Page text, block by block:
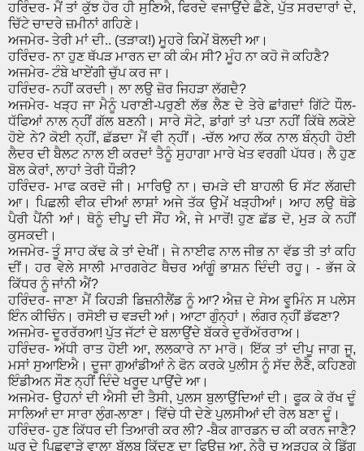
ਹਰਿੰਦਰ- ਮੈਂ ਤਾਂ ਕੁੱਝ ਹੋਰ ਹੀ ਸੁਣਿਐ, ਫਿਰਦੇ ਵਜਾਉਂਦੇ ਛੈਣੇ, ਪੁੱਤ ਸਰਦਾਰਾਂ ਦੇ,
ਚਿੱਟੇ ਚਾਦਰੇ ਜ਼ਮੀਨਾਂ ਗਹਿਣੇ।
ਅਜਮੇਰ- ਤੇਰੀ ਮਾਂ ਦੀ.. (ਤੜਾਕ!) ਮੂਹਰੇ ਕਿਮੇਂ ਬੋਲਦੀ ਆ।
ਹਰਿੰਦਰ- ਨਾ ਹੁਣ ਥੱਪੜ ਮਾਰਨ ਦਾ ਕੀ ਕੰਮ ਸੀ? ਮੂੰਹ ਨਾ ਕਹੋ ਜੋ ਕਹਿਣੈ?
ਅਜਮੇਰ- ਟੰਬੇ ਖਾਏਂਗੀ ਚੁੱਪ ਕਰ ਜਾ।
ਹਰਿੰਦਰ- ਨਹੀਂ ਕਰਦੀ। ਲਾ ਲਉ ਜ਼ੋਰ ਜਿਹੜਾ ਲੱਗਦੈ?
ਅਜਮੇਰ- ਖੜ੍ਹ ਜਾ ਮੈਨੂੰ ਪਰਾਣੀ-ਪਰੁਣੀ ਲੱਭ ਲੈਣ ਦੇ ਤੇਰੇ ਛਾਂਗਦਾਂ ਗਿੱਟੇ ਧੌਲ-
ਧੱਫਿਆਂ ਨਾਲ ਨ੍ਹੀਂ ਗੱਲ ਬਣਨੀ। ਸਾਰੇ ਸੋਟੇ, ਡਾਂਗਾਂ ਤਾਂ ਪਤਾ ਨਹੀਂ ਕਿੱਥੇ ਲਕੋਏ
ਹੋਏ ਨੇ? ਕੋਈ ਨ੍ਹੀਂ, ਛੱਡਦਾ ਮੈਂ ਵੀ ਨ੍ਹੀਂ। -ਚੱਲ ਆਹ ਲੱਕ ਨਾਲ ਬੰਨ੍ਹੀ ਹੋਈ
ਲੈਦਰ ਦੀ ਬੈਲਟ ਨਾਲ ਈ ਕਰਦਾਂ ਤੈਨੂੰ ਸੁਹਾਗਾ ਮਾਰੇ ਖੇਤ ਵਰਗੀ ਪੱਧਰ। ਲੈ ਹੁਣ
ਬੋਲ ਕੇਰਾਂ, ਲਾਹਾਂ ਤੇਰੀ ਧੌੜੀ?
ਹਰਿੰਦਰ- ਮਾਫ ਕਰਦੋ ਜੀ। ਮਾਰਿਉ ਨਾ। ਚਮੜੇ ਦੀ ਬਾਹਲੀ ਓ ਸੱਟ ਲੱਗਦੀ
ਆ। ਪਿਛਲੀ ਵੀਕ ਦੀਆਂ ਲਾਸ਼ਾਂ ਅਜੇ ਤੱਕ ਉਮੇਂ ਖੜ੍ਹੀਆਂ। ਆਹ ਲਉ ਥੋਡੇ
ਪੈਰੀ ਪੈਂਨੀ ਆਂ। ਥੋਨੂੰ ਦੀਪੂ ਦੀ ਸੌਂਹ ਐ, ਜੇ ਮਾਰੋਂ! ਹੁਣ ਛੱਡ ਦੋ, ਮੁੜ ਕੇ ਨਹੀਂ
ਕੁਸਕਦੀ।
ਅਜਮੇਰ- ਤੂੰ ਸਾਹ ਕੱਢ ਕੇ ਤਾਂ ਦੇਖੀਂ। ਜੇ ਨਾਈਫ ਨਾਲ ਜੀਭ ਨਾ ਵੱਡ ਤੀ ਤਾਂ ਕਹਿ
ਦੀਂ। ਹਰ ਵੇਲੇ ਸਾਲੀ ਮਾਰਗਰੇਟ ਥੈਚਰ ਆਂਗੂੰ ਭਾਸ਼ਨ ਦਿੰਦੀ ਰਹੂ। - ਭੱਜ ਕੇ
ਕਿੱਧਰ ਨੂੰ ਜਾਂਨੀ ਐਂ?
ਹਰਿੰਦਰ- ਜਾਣਾ ਮੈਂ ਕਿਹੜੀ ਡਿਜ਼ਨੀਲੈਂਡ ਨੂੰ ਆ? ਐਜ਼ ਦੇ ਸੇਅ ਵੂਮਿੰਨ ਸ ਪਲੇਸ
ਇੰਨ ਕੀਚਿੰਨ। ਰਸੋਈ ਚ ਵੜਦੀ ਆਂ। ਆਟਾ ਗੁੰਨ੍ਹਾਂ। ਲੰਗਰ ਨ੍ਹੀਂ ਡੱਫਣਾ?
ਅਜਮੇਰ- ਦੂਰਰੱਰਆ! ਪੁੱਤ ਜੱਟਾਂ ਦੇ ਬਲਾਉਂਦੇ ਬੱਕਰੇ ਦੁਰੱਅੱਰਰਾਅ।
ਹਰਿੰਦਰ- ਅੱਧੀ ਰਾਤ ਹੋਈ ਆ, ਲਲਕਾਰੇ ਨਾ ਮਾਰੋ। ਇੱਕ ਤਾਂ ਦੀਪੂ ਜਾਗ ਜੂ,
ਮਸਾਂ ਸੁਆਇਐ। ਦੂਜਾ ਗੁਆਂਡੀਆਂ ਨੇ ਫੋਨ ਕਰਕੇ ਪੁਲੀਸ ਨੂੰ ਸੱਦ ਲੈਣੈ, ਕਹਿਣਗੇ
ਇੰਡੀਅਨ ਸੌਣ ਨ੍ਹੀਂ ਦਿੰਦੇ ਖਰੂਦ ਪਾਉਂਦੇ ਆ।
ਅਜਮੇਰ- ਉਹਨਾਂ ਦੀ ਐਸੀ ਦੀ ਤੈਸੀ, ਪੁਲਸ ਬੁਲਾਉਂਦਿਆਂ ਦੀ। ਫੂਕ ਕੇ ਰੱਖ ਦੂੰ
ਸਾਲਿਆਂ ਦਾ ਸਾਰਾ ਲੁੰਗ-ਲਾਣਾ। ਵਿੱਚੇ ਧੀ ਦੇਣੇ ਪੁਲਸੀਆਂ ਦੀ ਰੇਲ ਬਣਾ ਦੂੰ।
ਹਰਿੰਦਰ- ਹੁਣ ਕਿੱਧਰ ਦੀ ਤਿਆਰੀ ਕਰ ਲੀ? -ਬੈਕ ਗਾਰਡਨ ਚ ਕੀ ਕਰਨ ਜਾਣੈ?
ਘਰ ਦੇ ਪਿਛਵਾੜੇ ਵਾਲਾ ਬੱਲਬ ਕਿੱਦਣ ਦਾ ਫਿਊਜ਼ ਆ, ਨੇਰੈ ਚ ਅੜ੍ਹਕ ਕੇ ਡਿੱਗ